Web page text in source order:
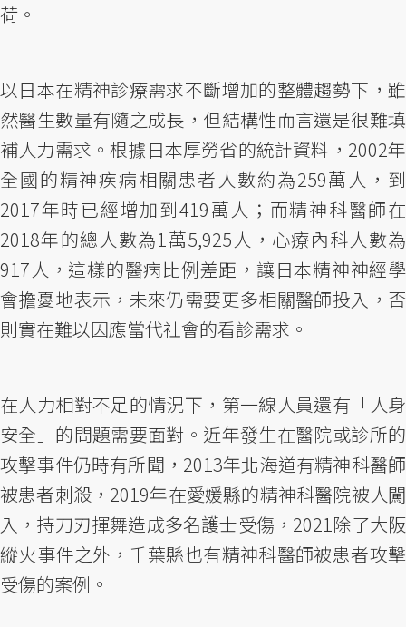
荷。
以日本在精神診療需求不斷增加的整體趨勢下，雖
然醫生數量有隨之成長，但結構性而言還是很難填
補人力需求。根據日本厚勞省的統計資料，2002年
全國的精神疾病相關患者人數約為259萬人，到
2017年時已經增加到419萬人；而精神科醫師在
2018年的總人數為1萬5,925人，心療內科人數為
917人，這樣的醫病比例差距，讓日本精神神經學
會擔憂地表示，未來仍需要更多相關醫師投入，否
則實在難以因應當代社會的看診需求。
在人力相對不足的情況下，第一線人員還有「人身
安全」的問題需要面對。近年發生在醫院或診所的
攻擊事件仍時有所聞，2013年北海道有精神科醫師
被患者刺殺，2019年在愛媛縣的精神科醫院被人闖
入，持刀刃揮舞造成多名護士受傷，2021除了大阪
縱火事件之外，千葉縣也有精神科醫師被患者攻擊
受傷的案例。